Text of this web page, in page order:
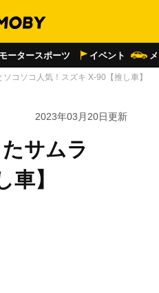
モータースポーツ イベント
コソコ人気！スズキ X-90【推し車】
2023年03月20日更新
サムラ
】